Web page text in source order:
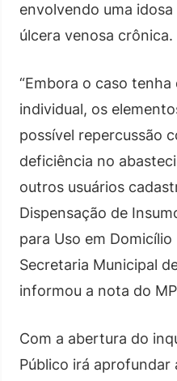
envolvendo uma
úlcera venosa crônica.
“Embora o caso
individual, os
possível repercussão
deficiência no
outros usuários
Dispensação de
para Uso em
Secretaria Municipal
informou a nota do
Com a abertura do
Público irá aprofundar